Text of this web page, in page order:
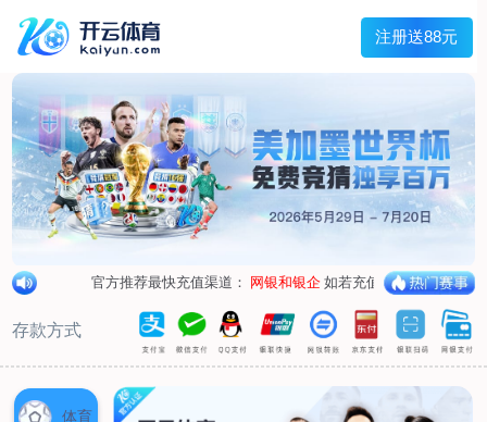
Menu
网站首页
关于我们
产品中心
荣誉资质
厂区设备
人才招聘
新闻中心
销售网点